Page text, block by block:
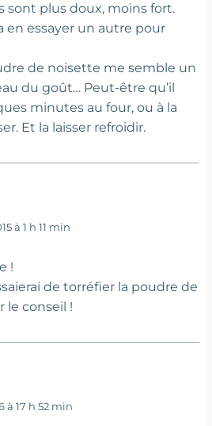
sont plus doux, moins fort.
en essayer un autre pour
de noisette me semble un
du goût… Peut-être qu’il
minutes au four, ou à la
Et la laisser refroidir.
à 1 h 11 min
!
de torréfier la poudre de
le conseil !
à 17 h 52 min